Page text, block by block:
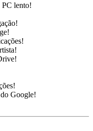
PC lento!
Google!